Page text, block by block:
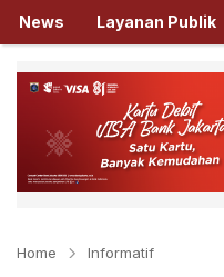
Haijakarta.id
Semua Tentang
News Layanan Publik
Home Informatif